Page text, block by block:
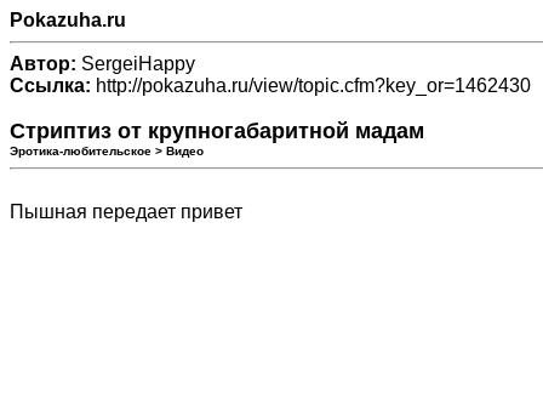
Pokazuha.ru
Автор: SergeiHappy
Ссылка: http://pokazuha.ru/view/topic.cfm?key_or=1462430
Стриптиз от крупногабаритной мадам
Эротика-любительское > Видео
Пышная передает привет